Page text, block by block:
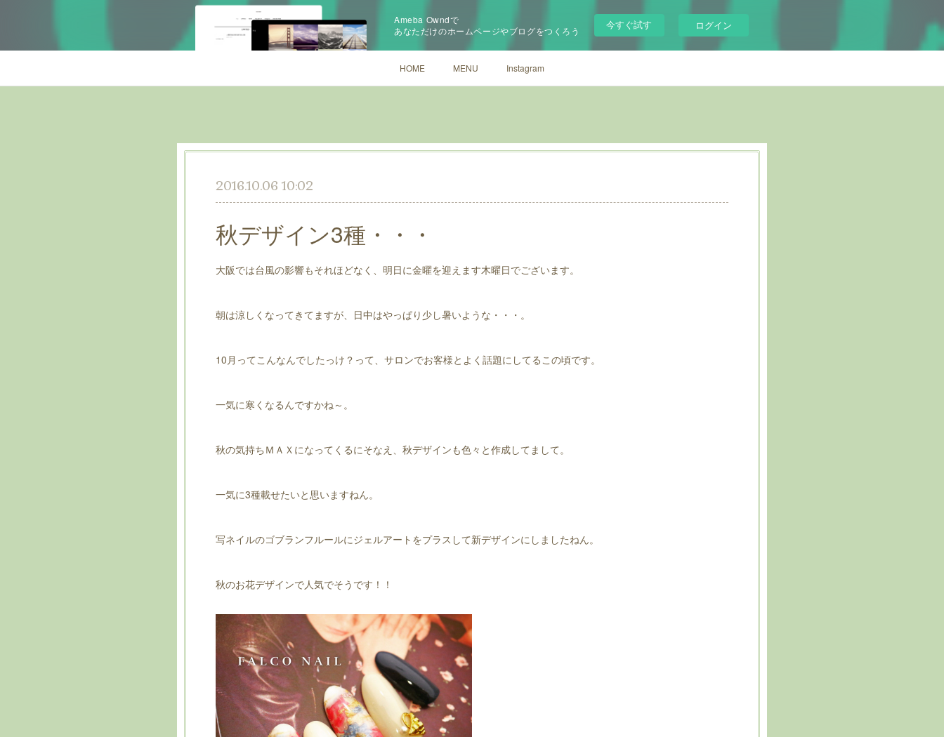
Ameba Owndで
あなただけのホームページやブログをつくろう
今すぐ試す ログイン
HOME MENU Instagram
2016.10.06 10:02
秋デザイン3種・・・
大阪では台風の影響もそれほどなく、明日に金曜を迎えます木曜日でございます。
朝は涼しくなってきてますが、日中はやっぱり少し暑いような・・・。
10月ってこんなんでしたっけ？って、サロンでお客様とよく話題にしてるこの頃です。
一気に寒くなるんですかね～。
秋の気持ちＭＡＸになってくるにそなえ、秋デザインも色々と作成してまして。
一気に3種載せたいと思いますねん。
写ネイルのゴブランフルールにジェルアートをプラスして新デザインにしましたねん。
秋のお花デザインで人気でそうです！！